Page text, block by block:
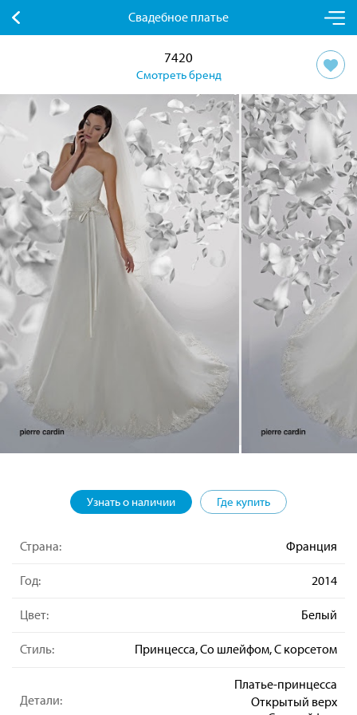
Свадебное платье
7420
Смотреть бренд
Узнать о наличии Где купить
Страна: Франция
Год: 2014
Цвет: Белый
Стиль: Принцесса, Со шлейфом, С корсетом
Детали:
Платье-принцесса
Открытый верх